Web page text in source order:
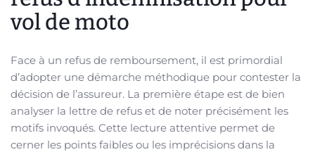
vol de moto
Face à un refus de remboursement, il est primordial
d’adopter une démarche méthodique pour contester la
décision de l’assureur. La première étape est de bien
analyser la lettre de refus et de noter précisément les
motifs invoqués. Cette lecture attentive permet de
cerner les points faibles ou les imprécisions dans la